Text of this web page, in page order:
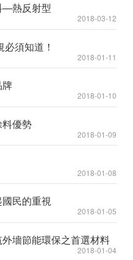
—熱反射型
2018-03-12
須知道！
2018-01-11
2018-01-10
優勢
2018-01-09
2018-01-08
民的重視
2018-01-05
墻節能環保之首選材料
2018-01-04